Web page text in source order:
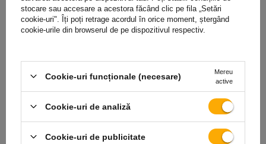
Opinie(0)
Scrie-ți părerea
Opinia ta:
5/5
stocare sau accesare a acestora făcând clic pe fila „Setări
cookie-uri". Îți poți retrage acordul în orice moment, ștergând
cookie-urile din browserul de pe dispozitivul respectiv.
Cookie-uri funcționale (necesare)
Mereu
active
Cookie-uri de analiză
Cookie-uri de publicitate